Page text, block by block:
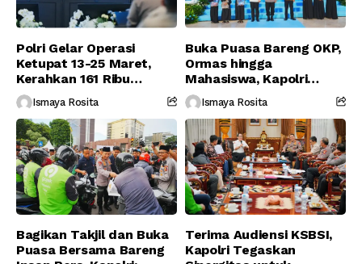
Polri Gelar Operasi
Ketupat 13-25 Maret,
Kerahkan 161 Ribu
Personel Gabungan
Ismaya Rosita
Buka Puasa Bareng OKP,
Ormas hingga
Mahasiswa, Kapolri
Serukan Jaga
Persatuan-Dukung
Program Pemerintah
Ismaya Rosita
Bagikan Takjil dan Buka
Puasa Bersama Bareng
Terima Audiensi KSBSI,
Kapolri Tegaskan